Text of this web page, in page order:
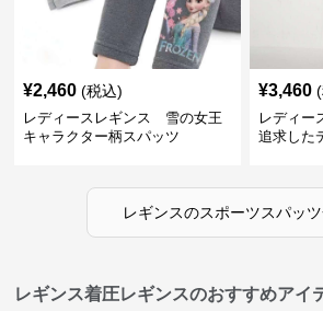
¥2,460 (税込)
レディースレギンス 雪の女王
キャラクター柄スパッツ
¥3,460
レディ
追求した
レギンスのスポーツスパッツ
レギンス着圧レギンスのおすすめアイ